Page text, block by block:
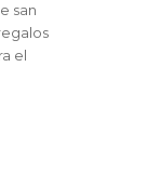
san
el